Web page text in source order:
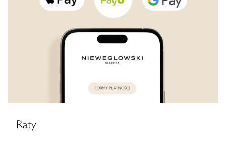
Raty